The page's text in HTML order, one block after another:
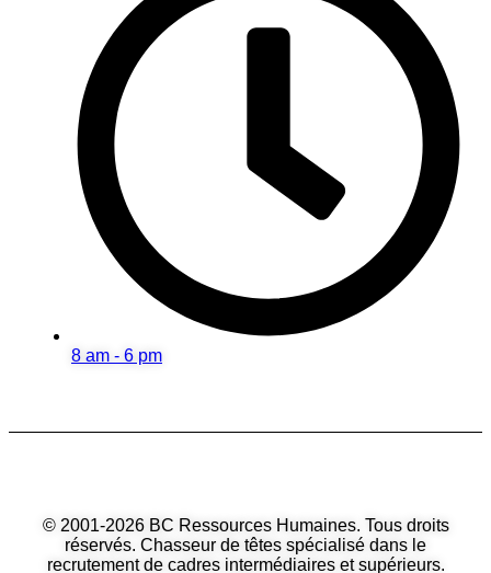
8 am - 6 pm
© 2001‑2026 BC Ressources Humaines. Tous droits
réservés. Chasseur de têtes spécialisé dans le
recrutement de cadres intermédiaires et supérieurs.